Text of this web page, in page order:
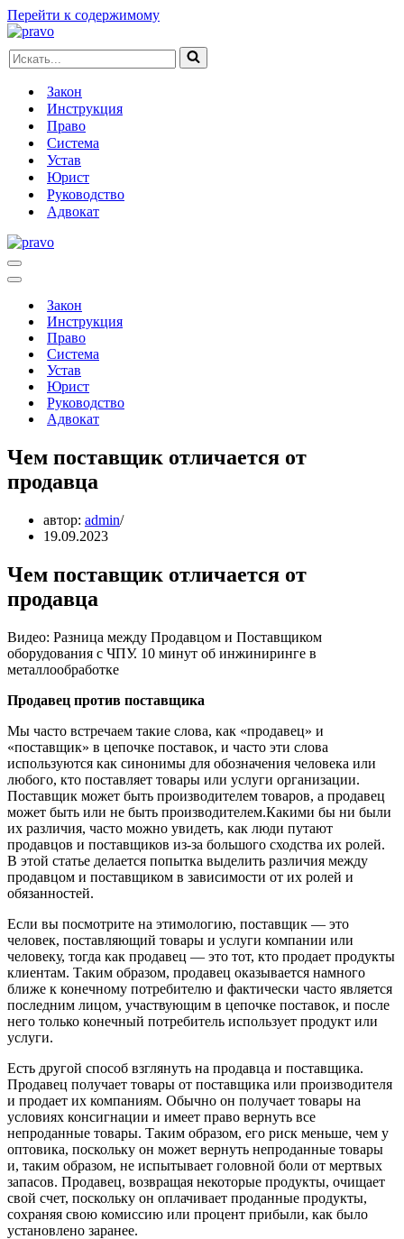
Перейти к содержимому
Искать...
Закон
Инструкция
Право
Система
Устав
Юрист
Руководство
Адвокат
Меню
навигации
Меню
навигацииЗакон
Инструкция
Право
Система
Устав
Юрист
Руководство
Адвокат
Чем поставщик отличается от
продавца
автор: admin
19.09.2023
Чем поставщик отличается от
продавца
Видео: Разница между Продавцом и Поставщиком
оборудования с ЧПУ. 10 минут об инжиниринге в
металлообработке
Продавец против поставщика
Мы часто встречаем такие слова, как «продавец» и
«поставщик» в цепочке поставок, и часто эти слова
используются как синонимы для обозначения человека или
любого, кто поставляет товары или услуги организации.
Поставщик может быть производителем товаров, а продавец
может быть или не быть производителем.Какими бы ни были
их различия, часто можно увидеть, как люди путают
продавцов и поставщиков из-за большого сходства их ролей.
В этой статье делается попытка выделить различия между
продавцом и поставщиком в зависимости от их ролей и
обязанностей.
Если вы посмотрите на этимологию, поставщик — это
человек, поставляющий товары и услуги компании или
человеку, тогда как продавец — это тот, кто продает продукты
клиентам. Таким образом, продавец оказывается намного
ближе к конечному потребителю и фактически часто является
последним лицом, участвующим в цепочке поставок, и после
него только конечный потребитель использует продукт или
услуги.
Есть другой способ взглянуть на продавца и поставщика.
Продавец получает товары от поставщика или производителя
и продает их компаниям. Обычно он получает товары на
условиях консигнации и имеет право вернуть все
непроданные товары. Таким образом, его риск меньше, чем у
оптовика, поскольку он может вернуть непроданные товары
и, таким образом, не испытывает головной боли от мертвых
запасов. Продавец, возвращая некоторые продукты, очищает
свой счет, поскольку он оплачивает проданные продукты,
сохраняя свою комиссию или процент прибыли, как было
установлено заранее.